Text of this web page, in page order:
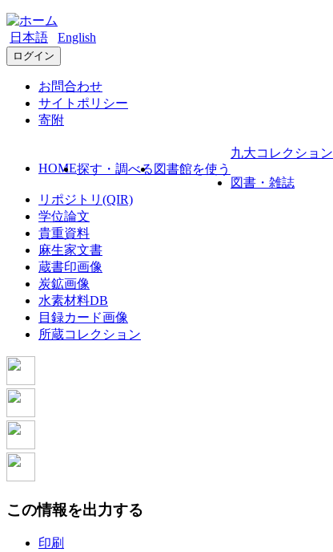
日本語 English
ログイン
お問合わせ
サイトポリシー
寄附
HOME探す・調べる 図書館を使う
九大コレクション
図書・雑誌
リポジトリ(QIR)
学位論文
貴重資料
麻生家文書
蔵書印画像
炭鉱画像
水素材料DB
目録カード画像
所蔵コレクション
この情報を出力する
印刷